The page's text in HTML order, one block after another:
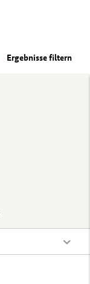
Ergebnisse filtern